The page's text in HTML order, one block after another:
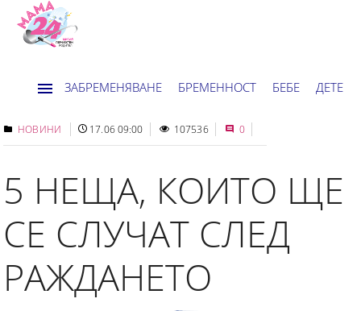
ЗАБРЕМЕНЯВАНЕ БРЕМЕННОСТ БЕБЕ ДЕТЕ
ДОМ НОВИНИ ХОРОСКОП
НОВИНИ 17.06 09:00 107536 0
5 НЕЩА, КОИТО ЩЕ
СЕ СЛУЧАТ СЛЕД
РАЖДАНЕТО